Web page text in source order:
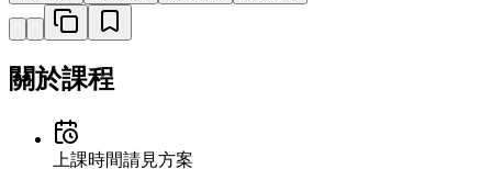
關於課程
上課時間請見方案